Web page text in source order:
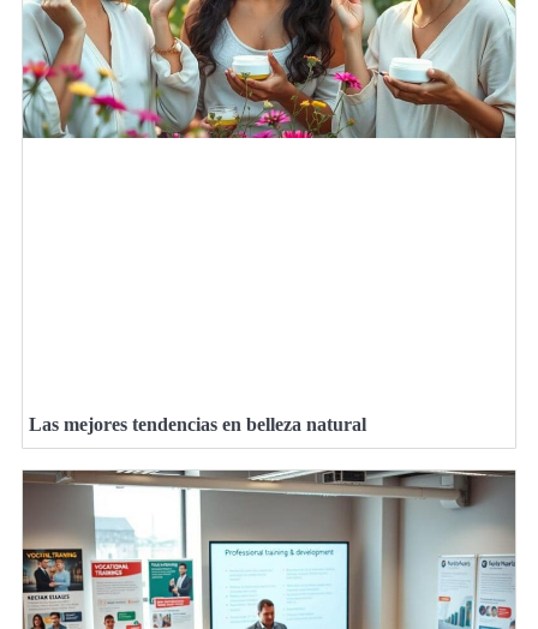
Las mejores tendencias en belleza natural